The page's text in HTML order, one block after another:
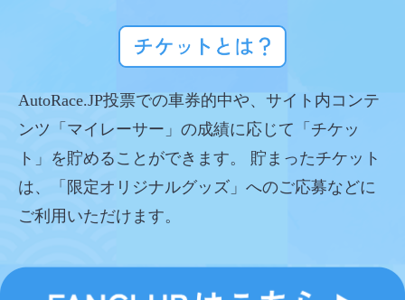
AutoRace.JP投票での車券的中や、サイト内コンテ
ンツ「マイレーサー」の成績に応じて「チケッ
ト」を貯めることができます。 貯まったチケット
は、「限定オリジナルグッズ」へのご応募などに
ご利用いただけます。